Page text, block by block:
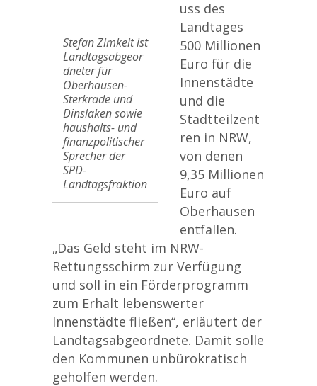
Stefan Zimkeit ist
Landtagsabgeor
dneter für
Oberhausen-
Sterkrade und
Dinslaken sowie
haushalts- und
finanzpolitischer
Sprecher der
SPD-
Landtagsfraktion
uss des
Landtages
500 Millionen
Euro für die
Innenstädte
und die
Stadtteilzent
ren in NRW,
von denen
9,35 Millionen
Euro auf
Oberhausen
entfallen.
„Das Geld steht im NRW-
Rettungsschirm zur Verfügung
und soll in ein Förderprogramm
zum Erhalt lebenswerter
Innenstädte fließen“, erläutert der
Landtagsabgeordnete. Damit solle
den Kommunen unbürokratisch
geholfen werden.